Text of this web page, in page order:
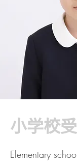
小学校
Elementary